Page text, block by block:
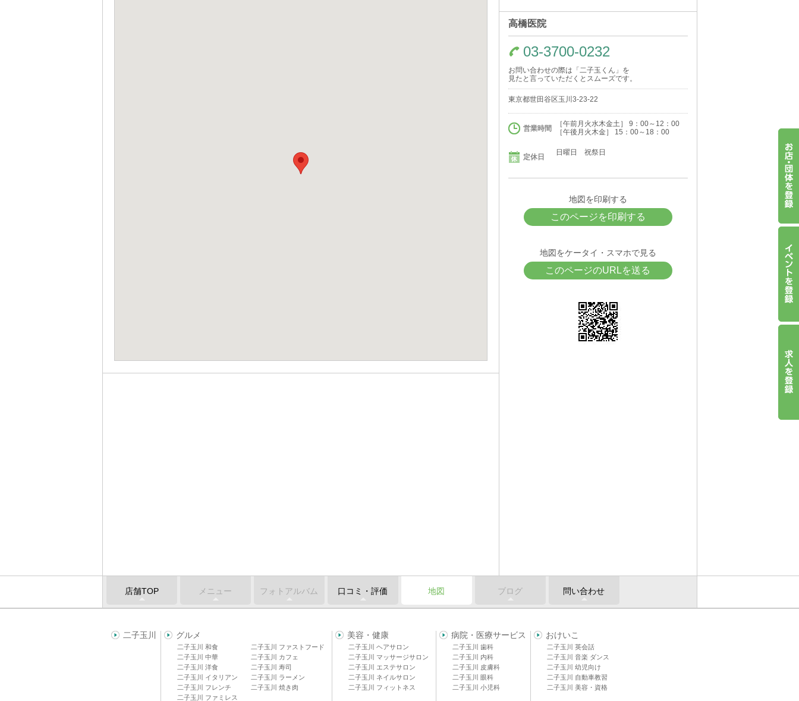
高橋医院
03-3700-0232
お問い合わせの際は「二子玉くん」を
見たと言っていただくとスムーズです。
東京都世田谷区玉川3-23-22
営業時間
［午前月火水木金土］ 9：00～12：00
［午後月火木金］ 15：00～18：00
定休日
日曜日 祝祭日
地図を印刷する
このページを印刷する
地図をケータイ・スマホで見る
このページのURLを送る
店舗TOP メニュー フォトアルバム 口コミ・評価 地図 ブログ 問い合わせ
二子玉川 グルメ
二子玉川 和食
二子玉川 中華
二子玉川 洋食
二子玉川 イタリアン
二子玉川 フレンチ
二子玉川 ファミレス
二子玉川 ファストフード
二子玉川 カフェ
二子玉川 寿司
二子玉川 ラーメン
二子玉川 焼き肉
美容・健康
二子玉川 ヘアサロン
二子玉川 マッサージサロン
二子玉川 エステサロン
二子玉川 ネイルサロン
二子玉川 フィットネス
病院・医療サービス
二子玉川 歯科
二子玉川 内科
二子玉川 皮膚科
二子玉川 眼科
二子玉川 小児科
おけいこ
二子玉川 英会話
二子玉川 音楽 ダンス
二子玉川 幼児向け
二子玉川 自動車教習
二子玉川 美容・資格